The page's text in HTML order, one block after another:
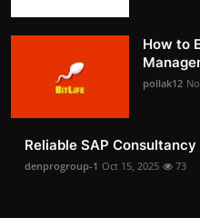
How to
pollak12
Reliable SAP
denprogroup-1 Oct 15, 2025 73